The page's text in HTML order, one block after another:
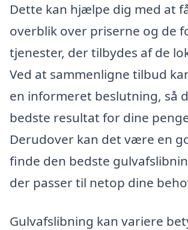
Dette kan hjælpe dig med at
overblik over priserne og de
tjenester, der tilbydes af de
Ved at sammenligne tilbud
en informeret beslutning, så
bedste resultat for dine
Derudover kan det være en
finde den bedste
der passer til netop dine
Gulvafslibning kan variere